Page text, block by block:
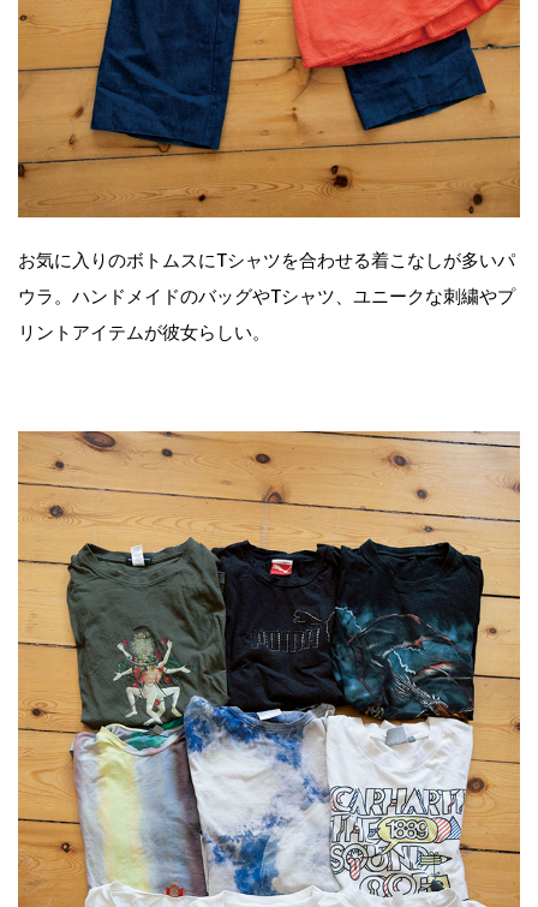
お気に入りのボトムスにTシャツを合わせる着こなしが多いパ
ウラ。ハンドメイドのバッグやTシャツ、ユニークな刺繍やプ
リントアイテムが彼女らしい。